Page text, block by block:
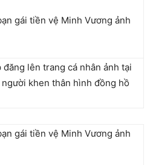
lên trang cá nhân ảnh tại
khen thân hình đồng hồ